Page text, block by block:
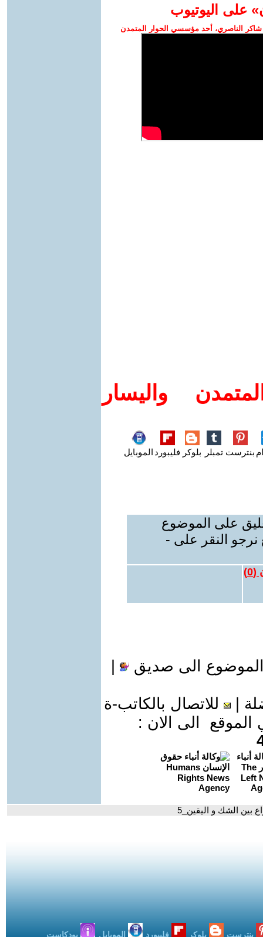
على اليوتيوب
الناصري، أحد مؤسسي الحوار المتمدن
واليسار
بنترست تمبلر بلوكر فليبورد الموبايل
على الموضوع
نرجو النقر على -
(
0
)
الى صديق
للاتصال بالكاتب-ة
الى الان :
بين الشك و اليقين_5
بنترست بلوكر فليبورد الموبايل بودكاست